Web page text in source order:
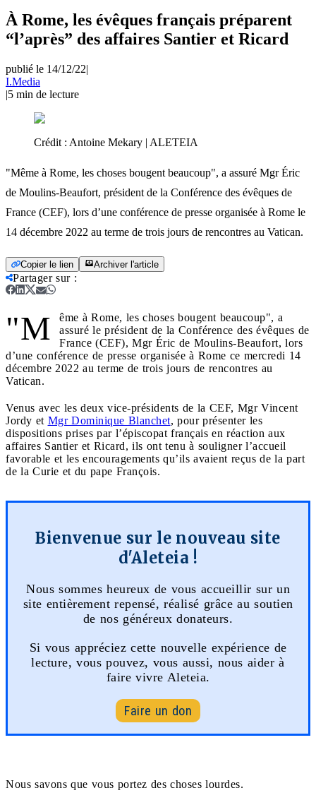
À Rome, les évêques français préparent
“l’après” des affaires Santier et Ricard
publié le 14/12/22|
I.Media
|5 min de lecture
Crédit : Antoine Mekary | ALETEIA
"Même à Rome, les choses bougent beaucoup", a assuré Mgr Éric
de Moulins-Beaufort, président de la Conférence des évêques de
France (CEF), lors d’une conférence de presse organisée à Rome le
14 décembre 2022 au terme de trois jours de rencontres au Vatican.
Copier le lien Archiver l'article
Partager sur:
"M
ême à Rome, les choses bougent beaucoup", a
assuré le président de la Conférence des évêques de
France (CEF), Mgr Éric de Moulins-Beaufort, lors
d’une conférence de presse organisée à Rome ce mercredi 14
décembre 2022 au terme de trois jours de rencontres au
Vatican.
Venus avec les deux vice-présidents de la CEF, Mgr Vincent
Jordy et Mgr Dominique Blanchet, pour présenter les
dispositions prises par l’épiscopat français en réaction aux
affaires Santier et Ricard, ils ont tenu à souligner l’accueil
favorable et les encouragements qu’ils avaient reçus de la part
de la Curie et du pape François.
Bienvenue sur le nouveau site
d'Aleteia !
Nous sommes heureux de vous accueillir sur un
site entièrement repensé, réalisé grâce au soutien
de nos généreux donateurs.
Si vous appréciez cette nouvelle expérience de
lecture, vous pouvez, vous aussi, nous aider à
faire vivre Aleteia.
Faire un don
Nous savons que vous portez des choses lourdes.